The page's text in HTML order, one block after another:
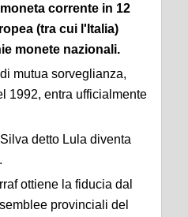
corrente in 12
(tra cui l'Italia)
monete nazionali.
mutua sorveglianza,
1992, entra ufficialmente
detto Lula diventa
ottiene la fiducia dal
provinciali del